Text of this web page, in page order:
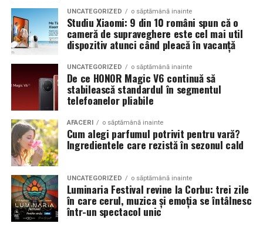
In acest context, anvelopele alese trebuie sa ofere un
echilibru intre aspect si functionalitate. Multi pasionati
opteaza pentru anvelope care arata bine la show, dar
care pot fi folosite si in conditii reale de trafic,
indiferent de vreme sau sezon.
De ce conteaza tipul de anvelopa la evenimentele din
Cluj
Clujul este un oras in care vremea poate fi imprevizibila,
iar drumurile din imprejurimi includ atat zone urbane,
cat si trasee montane sau colinare. O masina pregatita
de show trebuie sa ajunga la eveniment in siguranta si
fara probleme, indiferent de conditiile de drum.
Din acest motiv, tipul de anvelopa ales devine extrem de
UNCATEGORIZED o săptămână inainte
Studiu Xiaomi: 9 din 10 români spun că o
cameră de supraveghere este cel mai util
dispozitiv atunci când pleacă în vacanță
UNCATEGORIZED o săptămână inainte
De ce HONOR Magic V6 continuă să
stabilească standardul în segmentul
telefoanelor pliabile
AFACERI o săptămână inainte
Cum alegi parfumul potrivit pentru vară?
Ingredientele care rezistă în sezonul cald
UNCATEGORIZED o săptămână inainte
Luminaria Festival revine la Corbu: trei zile
în care cerul, muzica și emoția se întâlnesc
într-un spectacol unic